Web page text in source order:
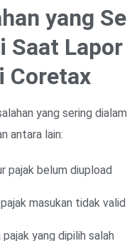
yang
Saat
Coretax
yang sering
antara lain:
pajak belum diupload
masukan tidak valid
pajak yang dipilih salah